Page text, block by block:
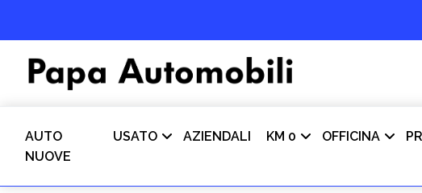
AUTO
NUOVE
USATO AZIENDALI KM 0 OFFICINA